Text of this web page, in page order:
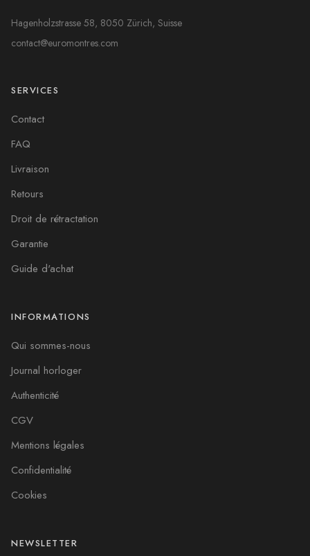
Hagenholzstrasse 58, 8050 Zürich, Suisse
contact@euromontres.com
SERVICES
Contact
FAQ
Livraison
Retours
Droit de rétractation
Garantie
Guide d'achat
INFORMATIONS
Qui sommes-nous
Journal horloger
Authenticité
CGV
Mentions légales
Confidentialité
Cookies
NEWSLETTER